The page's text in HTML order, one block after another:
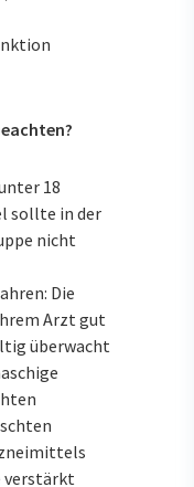
18
sollte in der
nicht
Die
Arzt gut
überwacht
verstärkt